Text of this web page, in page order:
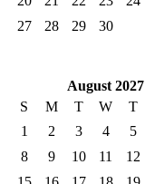
27
28 29 30
August 2027
S
M T W T
1
2 3 4 5
8
9 10 11 12